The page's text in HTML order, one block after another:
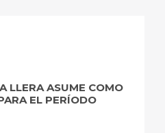
LLERA ASUME COMO
EL PERÍODO